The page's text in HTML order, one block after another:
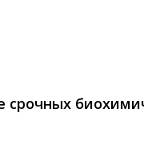
срочных